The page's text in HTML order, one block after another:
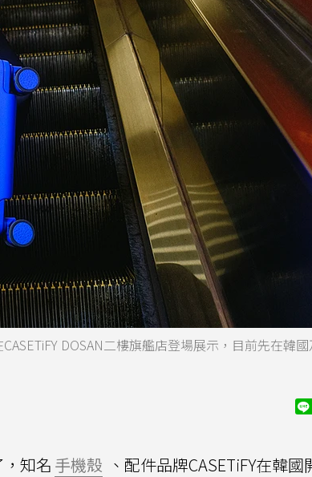
DOSAN二樓旗艦店登場展示，目前先在韓
知名 手機殼 、配件品牌CASETiFY在韓國